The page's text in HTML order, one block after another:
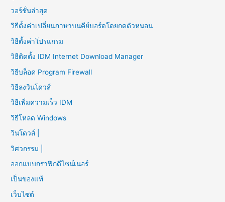
วอร์ชั่นล่าสุด
วิธีตั้งค่าเปลี่ยนภาษาบนคีย์บอร์ดโดยกดตัวหนอน
วิธีตั้งค่าโปรแกรม
วิธีติดตั้ง IDM Internet Download Manager
วิธีบล็อค Program Firewall
วิธีลงวินโดวส์
วิธีเพิ่มความเร็ว IDM
วิธีโหลด Windows
วินโดวส์ |
วิศวกรรม |
ออกแบบกราฟิกดีไซน์เนอร์
เป็นของแท้
เว็บไซต์